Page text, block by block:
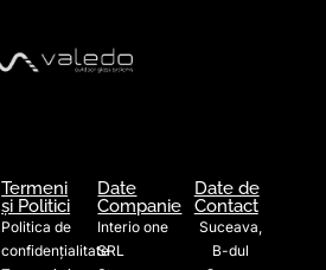
Termeni
și Politici
Politica de
confidențialitate
Date
Companie
Interio one
SRL
Date de
Contact
Suceava,
B-dul